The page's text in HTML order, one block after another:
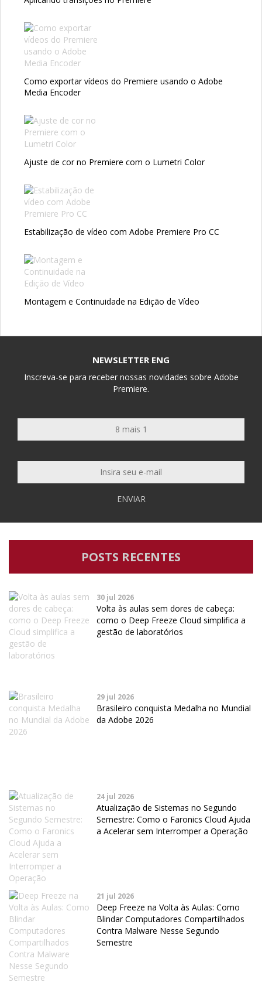
Como exportar vídeos do Premiere usando o Adobe
Media Encoder
Ajuste de cor no Premiere com o Lumetri Color
Estabilização de vídeo com Adobe Premiere Pro CC
Montagem e Continuidade na Edição de Vídeo
NEWSLETTER ENG
Inscreva-se para receber nossas novidades sobre Adobe
Premiere.
ENVIAR
POSTS RECENTES
30 jul 2026
Volta às aulas sem dores de cabeça:
como o Deep Freeze Cloud simplifica a
gestão de laboratórios
29 jul 2026
Brasileiro conquista Medalha no Mundial
da Adobe 2026
24 jul 2026
Atualização de Sistemas no Segundo
Semestre: Como o Faronics Cloud Ajuda
a Acelerar sem Interromper a Operação
21 jul 2026
Deep Freeze na Volta às Aulas: Como
Blindar Computadores Compartilhados
Contra Malware Nesse Segundo
Semestre